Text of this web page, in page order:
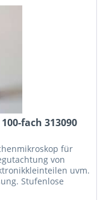
fach 313090
für
von
uvm.
Stufenlose